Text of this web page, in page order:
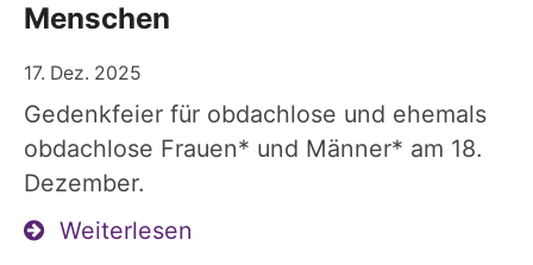
Menschen
17. Dez. 2025
Gedenkfeier für obdachlose und ehemals
obdachlose Frauen* und Männer* am 18.
Dezember.
Weiterlesen